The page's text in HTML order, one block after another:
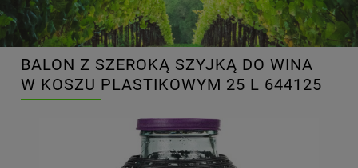
BALON Z SZEROKĄ SZYJKĄ DO WINA
W KOSZU PLASTIKOWYM 25 L 644125